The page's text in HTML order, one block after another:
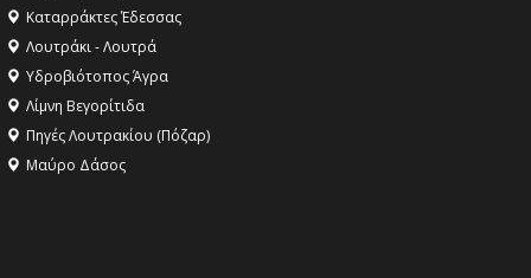
Καταρράκτες Έδεσσας
Λουτράκι - Λουτρά
Υδροβιότοπος Άγρα
Λίμνη Βεγορίτιδα
Πηγές Λουτρακίου (Πόζαρ)
Μαύρο Δάσος